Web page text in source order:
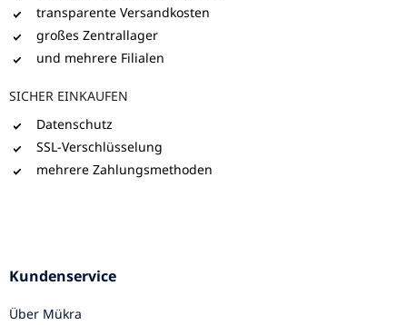
transparente Versandkosten
großes Zentrallager
und mehrere Filialen
SICHER EINKAUFEN
Datenschutz
SSL-Verschlüsselung
mehrere Zahlungsmethoden
Kundenservice
Über Mükra